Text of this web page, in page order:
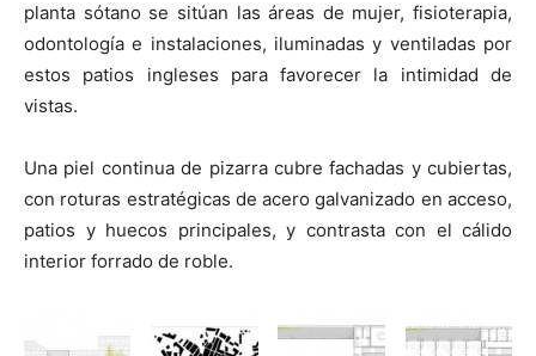
planta sótano se sitúan las áreas de mujer, fisioterapia,
odontología e instalaciones, iluminadas y ventiladas por
estos patios ingleses para favorecer la intimidad de
vistas.
Una piel continua de pizarra cubre fachadas y cubiertas,
con roturas estratégicas de acero galvanizado en acceso,
patios y huecos principales, y contrasta con el cálido
interior forrado de roble.